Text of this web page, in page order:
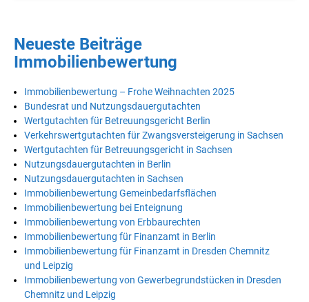
Neueste Beiträge
Immobilienbewertung
Immobilienbewertung – Frohe Weihnachten 2025
Bundesrat und Nutzungsdauergutachten
Wertgutachten für Betreuungsgericht Berlin
Verkehrswertgutachten für Zwangsversteigerung in Sachsen
Wertgutachten für Betreuungsgericht in Sachsen
Nutzungsdauergutachten in Berlin
Nutzungsdauergutachten in Sachsen
Immobilienbewertung Gemeinbedarfsflächen
Immobilienbewertung bei Enteignung
Immobilienbewertung von Erbbaurechten
Immobilienbewertung für Finanzamt in Berlin
Immobilienbewertung für Finanzamt in Dresden Chemnitz
und Leipzig
Immobilienbewertung von Gewerbegrundstücken in Dresden
Chemnitz und Leipzig